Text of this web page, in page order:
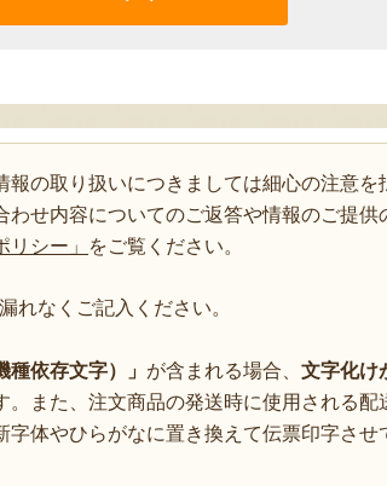
の取り扱いにつきましては細心の注意を
せ内容についてのご返答や情報のご提
リシー」 をご覧ください。
れなくご記入ください。
種依存文字）」 が含まれる場合、 文字化け
。また、注文商品の発送時に使用される
体やひらがなに置き換えて伝票印字さ